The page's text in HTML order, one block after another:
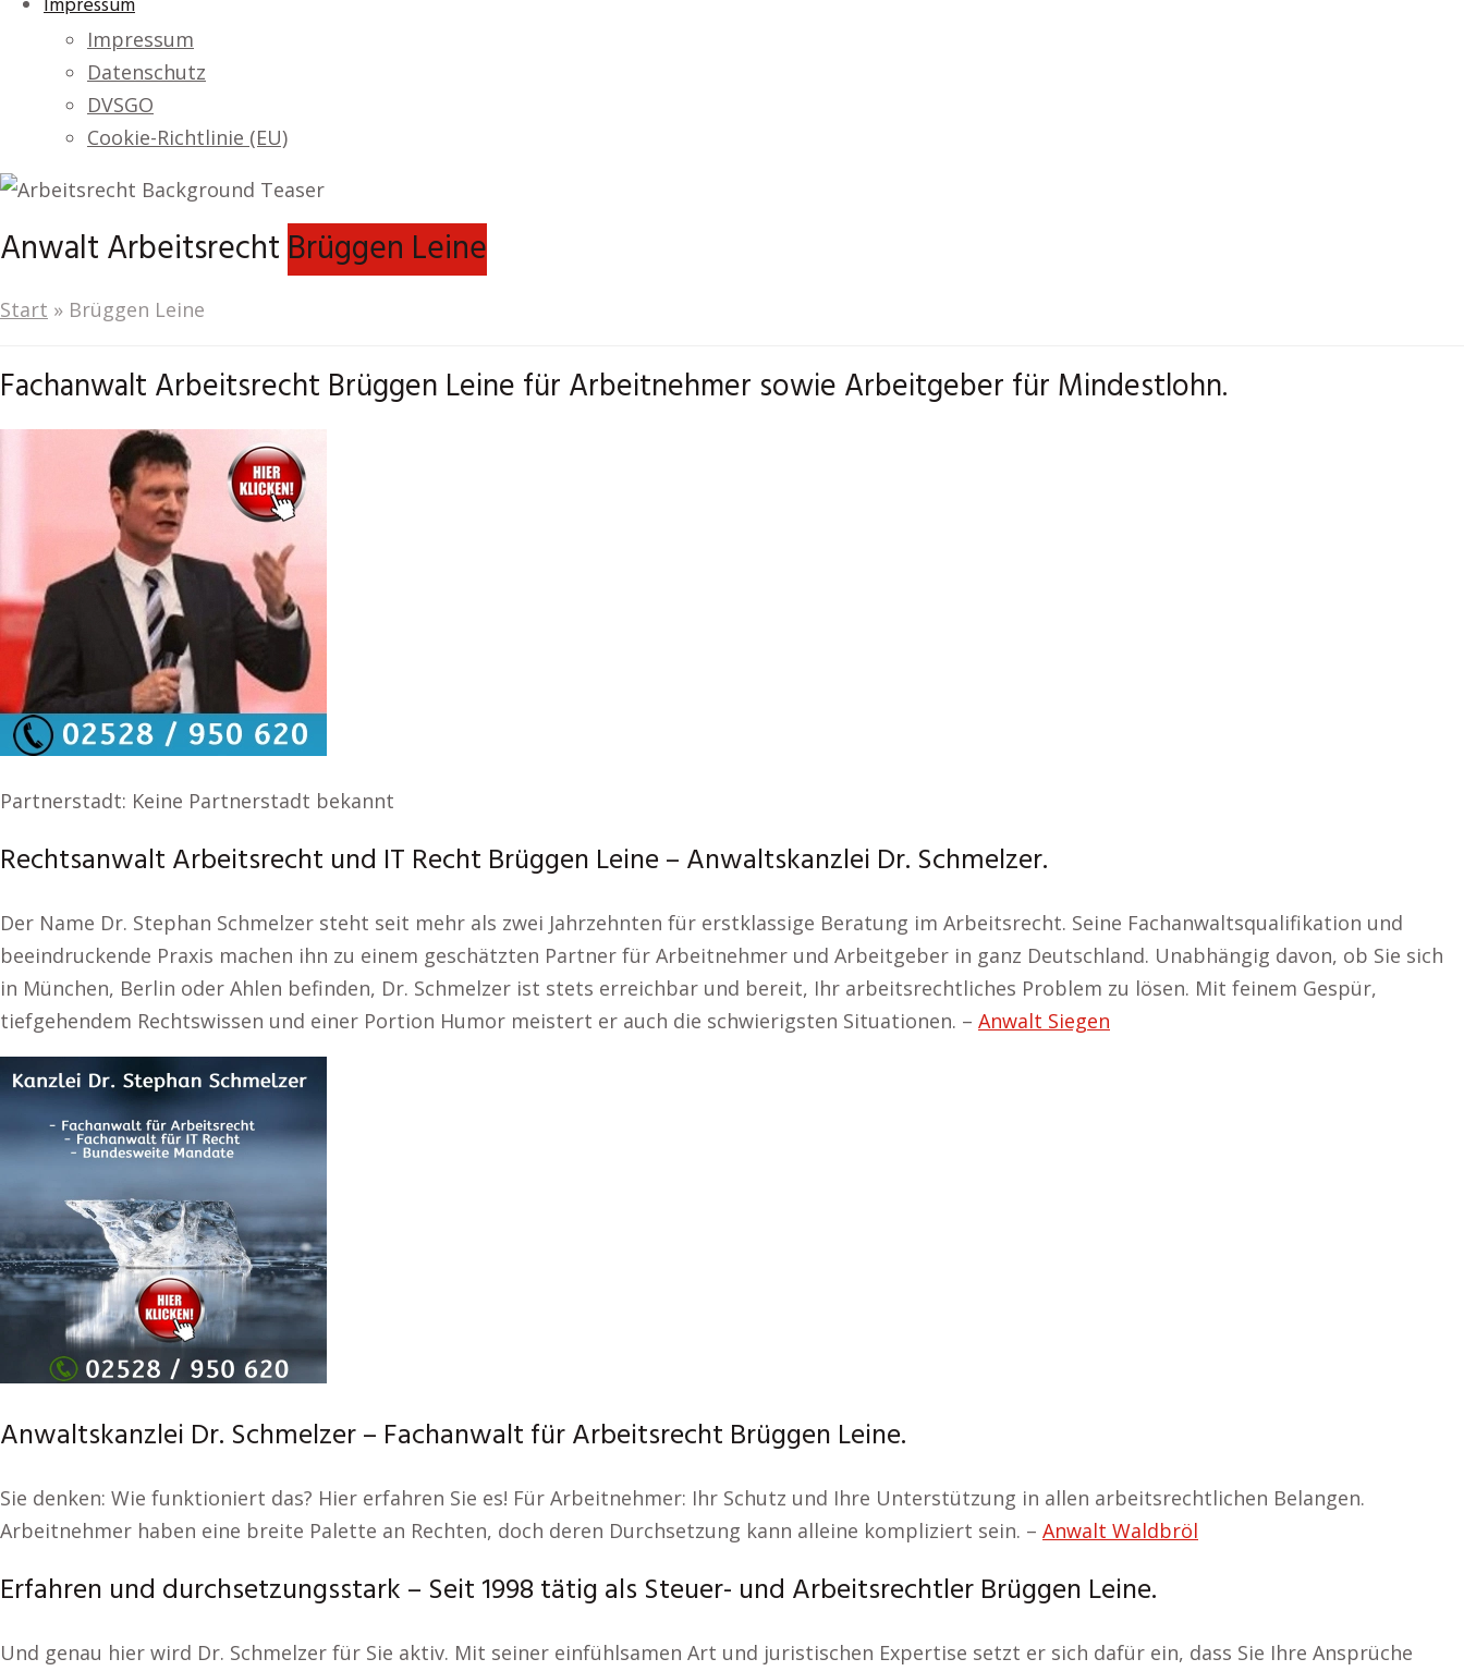
Impressum
Datenschutz
DVSGO
Cookie-Richtlinie (EU)
Anwalt Arbeitsrecht Brüggen Leine
Start » Brüggen Leine
Fachanwalt Arbeitsrecht Brüggen Leine für Arbeitnehmer sowie Arbeitgeber für Mindestlohn.
Partnerstadt: Keine Partnerstadt bekannt
Rechtsanwalt Arbeitsrecht und IT Recht Brüggen Leine – Anwaltskanzlei Dr. Schmelzer.
Der Name Dr. Stephan Schmelzer steht seit mehr als zwei Jahrzehnten für erstklassige Beratung im Arbeitsrecht. Seine Fachanwaltsqualifikation und
beeindruckende Praxis machen ihn zu einem geschätzten Partner für Arbeitnehmer und Arbeitgeber in ganz Deutschland. Unabhängig davon, ob Sie sich
in München, Berlin oder Ahlen befinden, Dr. Schmelzer ist stets erreichbar und bereit, Ihr arbeitsrechtliches Problem zu lösen. Mit feinem Gespür,
tiefgehendem Rechtswissen und einer Portion Humor meistert er auch die schwierigsten Situationen. – Anwalt Siegen
Anwaltskanzlei Dr. Schmelzer – Fachanwalt für Arbeitsrecht Brüggen Leine.
Sie denken: Wie funktioniert das? Hier erfahren Sie es! Für Arbeitnehmer: Ihr Schutz und Ihre Unterstützung in allen arbeitsrechtlichen Belangen.
Arbeitnehmer haben eine breite Palette an Rechten, doch deren Durchsetzung kann alleine kompliziert sein. – Anwalt Waldbröl
Erfahren und durchsetzungsstark – Seit 1998 tätig als Steuer- und Arbeitsrechtler Brüggen Leine.
Und genau hier wird Dr. Schmelzer für Sie aktiv. Mit seiner einfühlsamen Art und juristischen Expertise setzt er sich dafür ein, dass Sie Ihre Ansprüche